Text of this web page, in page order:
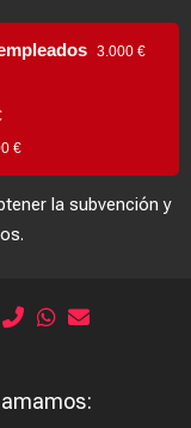
3.000 €
€
la subvención y